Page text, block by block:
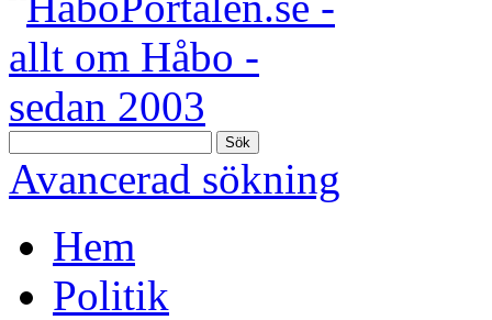
Sök
Avancerad sökning
Hem
Politik